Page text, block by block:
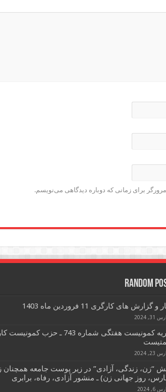
برای زمانی که دوباره دیدگاهی می‌نویسم.
Random
و گزارش های کارگری 11 فروردین ماه 1403
31, 2024
نشریه کمونیست هفتگی شماره 743 ـ
23, 2024
“زن، زندگی، آزادی” در زیر پوست جامعه
6, 2024